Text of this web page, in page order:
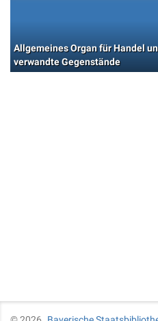
Allgemeines Organ für Handel
verwandte Gegenstände